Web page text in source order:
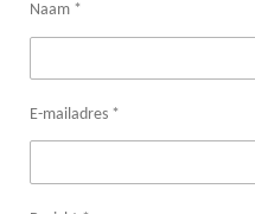
Naam *
E-mailadres *